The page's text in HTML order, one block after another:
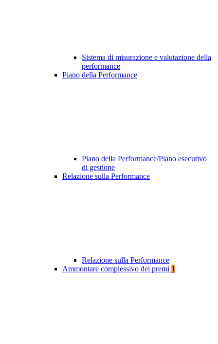
Sistema di misurazione e valutazione della
performance
Piano della Performance
Piano della Performance/Piano esecutivo
di gestione
Relazione sulla Performance
Relazione sulla Performance
Ammontare complessivo dei premi 1